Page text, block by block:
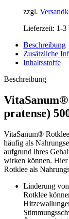
zzgl.
Lieferzeit: 1-3
Beschreibung
Zusätzliche
Inhaltsstoffe
Beschreibung
pratense)
VitaSanum®
häufig als
aufgrund ihres
wirken können. Hier
Rotklee als
Linderung
Rotklee